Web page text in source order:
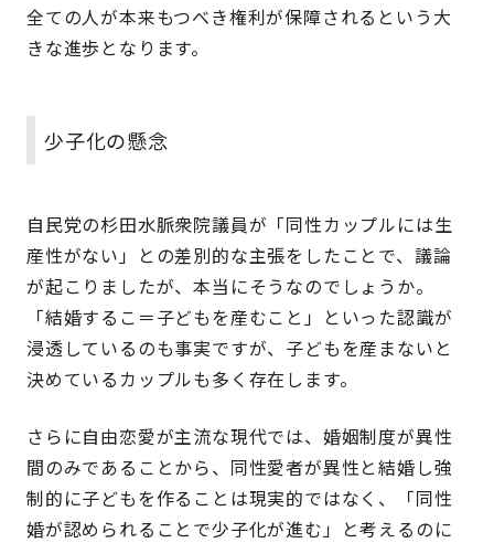
全ての人が本来もつべき権利が保障されるという大
きな進歩となります。
少子化の懸念
自民党の杉田水脈衆院議員が「同性カップルには生
産性がない」との差別的な主張をしたことで、議論
が起こりましたが、本当にそうなのでしょうか。
「結婚するこ＝子どもを産むこと」といった認識が
浸透しているのも事実ですが、子どもを産まないと
決めているカップルも多く存在します。
さらに自由恋愛が主流な現代では、婚姻制度が異性
間のみであることから、同性愛者が異性と結婚し強
制的に子どもを作ることは現実的ではなく、「同性
婚が認められることで少子化が進む」と考えるのに